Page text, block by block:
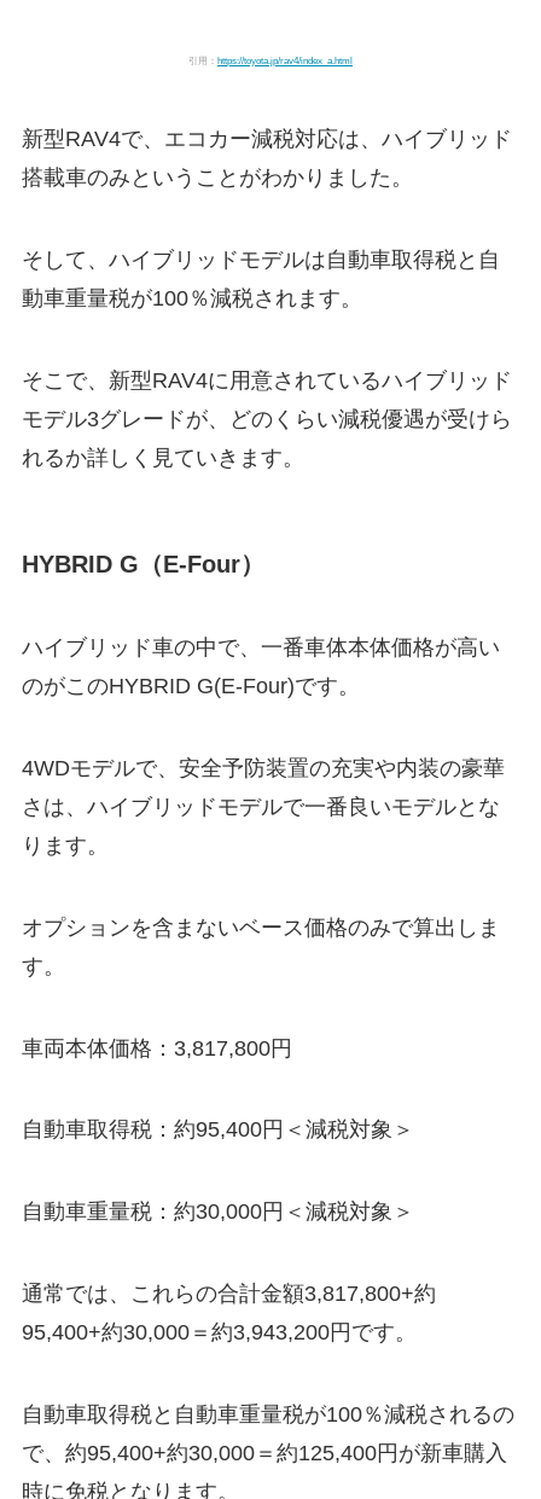
引用： https://toyota.jp/rav4/index_a.html
新型RAV4で、エコカー減税対応は、ハイブリッド
搭載車のみということがわかりました。
そして、ハイブリッドモデルは自動車取得税と自
動車重量税が100％減税されます。
そこで、新型RAV4に用意されているハイブリッド
モデル3グレードが、どのくらい減税優遇が受けら
れるか詳しく見ていきます。
HYBRID G（E-Four）
ハイブリッド車の中で、一番車体本体価格が高い
のがこのHYBRID G(E-Four)です。
4WDモデルで、安全予防装置の充実や内装の豪華
さは、ハイブリッドモデルで一番良いモデルとな
ります。
オプションを含まないベース価格のみで算出しま
す。
車両本体価格： 3,817,800円
自動車取得税： 約95,400円＜減税対象＞
自動車重量税：約30,000円 ＜減税対象＞
通常では、これらの合計金額3,817,800+約
95,400+約30,000＝約3,943,200円 です。
自動車取得税と自動車重量税が100％減税されるの
で、 約95,400+約30,000＝約125,400円が新車購入
時に免税となります。